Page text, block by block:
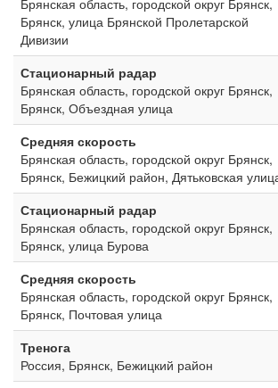
Брянская область, городской округ Брянск,
Брянск, улица Брянской Пролетарской
Дивизии
Стационарный радар
Брянская область, городской округ Брянск,
Брянск, Объездная улица
Средняя скорость
Брянская область, городской округ Брянск,
Брянск, Бежицкий район, Дятьковская
Стационарный радар
Брянская область, городской округ Брянск,
Брянск, улица Бурова
Средняя скорость
Брянская область, городской округ Брянск,
Брянск, Почтовая улица
Тренога
Россия, Брянск, Бежицкий район